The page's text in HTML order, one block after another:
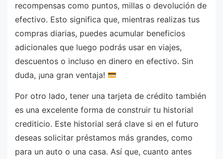
recompensas como puntos, millas o devolución de
efectivo. Esto significa que, mientras realizas tus
compras diarias, puedes acumular beneficios
adicionales que luego podrás usar en viajes,
descuentos o incluso en dinero en efectivo. Sin
duda, ¡una gran ventaja!
Por otro lado, tener una tarjeta de crédito también
es una excelente forma de construir tu historial
crediticio. Este historial será clave si en el futuro
deseas solicitar préstamos más grandes, como
para un auto o una casa. Así que, cuanto antes